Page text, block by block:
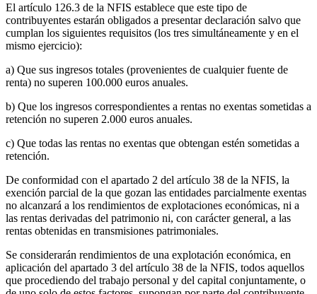
El artículo 126.3 de la NFIS establece que este tipo de
contribuyentes estarán obligados a presentar declaración salvo que
cumplan los siguientes requisitos (los tres simultáneamente y en el
mismo ejercicio):
a) Que sus ingresos totales (provenientes de cualquier fuente de
renta) no superen 100.000 euros anuales.
b) Que los ingresos correspondientes a rentas no exentas sometidas a
retención no superen 2.000 euros anuales.
c) Que todas las rentas no exentas que obtengan estén sometidas a
retención.
De conformidad con el apartado 2 del artículo 38 de la NFIS, la
exención parcial de la que gozan las entidades parcialmente exentas
no alcanzará a los rendimientos de explotaciones económicas, ni a
las rentas derivadas del patrimonio ni, con carácter general, a las
rentas obtenidas en transmisiones patrimoniales.
Se considerarán rendimientos de una explotación económica, en
aplicación del apartado 3 del artículo 38 de la NFIS, todos aquellos
que procediendo del trabajo personal y del capital conjuntamente, o